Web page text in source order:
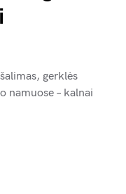
gerklės
namuose – kalnai